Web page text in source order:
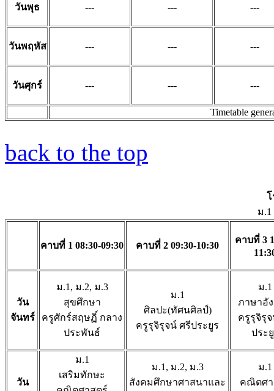
วันพุธ --- --- ---
วันพฤหัส --- --- ---
วันศุกร์ --- --- ---
Timetable
back to the top
โ
ม.1
คาบที่ 1 08:30-09:30 คาบที่ 2 09:30-10:30
คาบที่ 3
วัน
จันทร์
ม.1, ม.2, ม.3
สุขศึกษา
ครูศักร์สฤษฏิ์ กลาง
ประพันธ์
ม.1
ศิลปะ(ทัศนศิลป์)
ครูรุจิรุจน์ ศรีประยูร
ม.1
ภาษาอั
ครูรุจิรุ
ประ
วัน
ม.1
เสริมทักษะ
ม.1, ม.2, ม.3
สังคมศึกษาศาสนาและ
ม.1
คณิตศา